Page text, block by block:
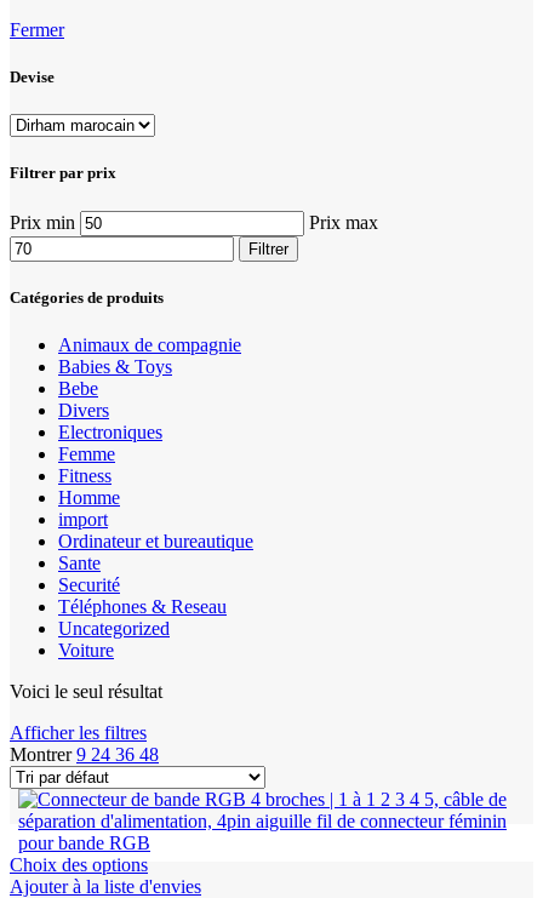
Fermer
Devise
Filtrer par prix
Prix min Prix max
Filtrer
Catégories de produits
Animaux de compagnie
Babies & Toys
Bebe
Divers
Electroniques
Femme
Fitness
Homme
import
Ordinateur et bureautique
Sante
Securité
Téléphones & Reseau
Uncategorized
Voiture
Voici le seul résultat
Afficher les filtres
Montrer9 24 36 48
Choix des options
Ajouter à la liste d'envies